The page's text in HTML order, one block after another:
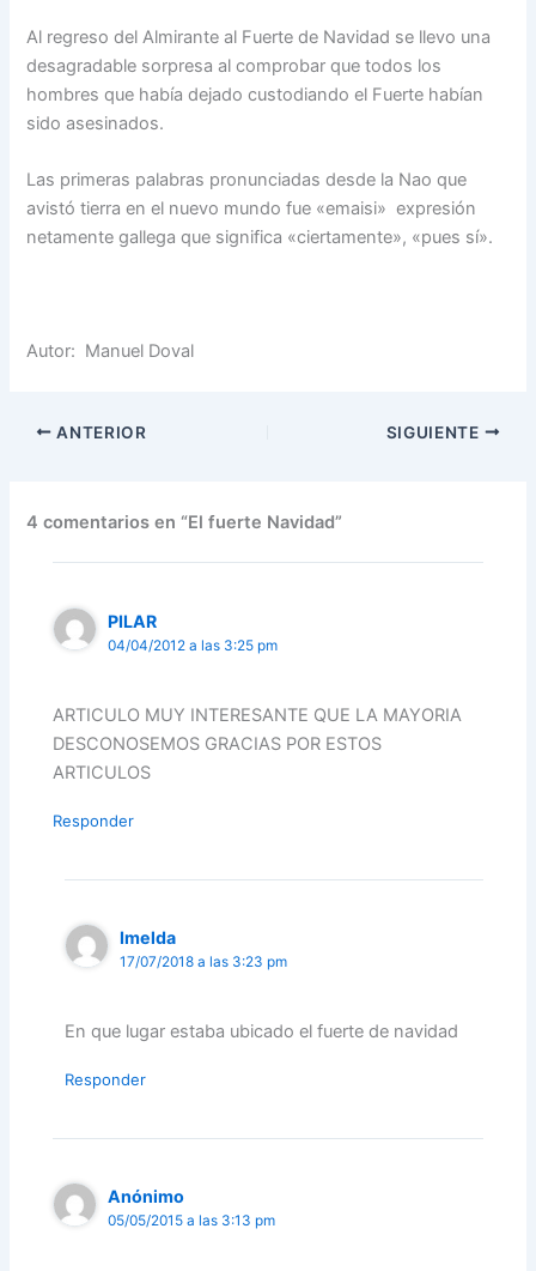
Al regreso del Almirante al Fuerte de Navidad se llevo una
desagradable sorpresa al comprobar que todos los
hombres que había dejado custodiando el Fuerte habían
sido asesinados.
Las primeras palabras pronunciadas desde la Nao que
avistó tierra en el nuevo mundo fue «emaisi» expresión
netamente gallega que significa «ciertamente», «pues sí».
Autor: Manuel Doval
ANTERIOR SIGUIENTE
4 comentarios en “El fuerte Navidad”
PILAR
04/04/2012 a las 3:25 pm
ARTICULO MUY INTERESANTE QUE LA MAYORIA
DESCONOSEMOS GRACIAS POR ESTOS
ARTICULOS
Responder
Imelda
17/07/2018 a las 3:23 pm
En que lugar estaba ubicado el fuerte de navidad
Responder
Anónimo
05/05/2015 a las 3:13 pm